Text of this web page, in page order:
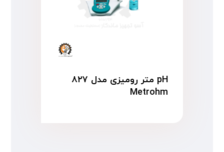
pH متر رومیزی مدل ۸۲۷
Metrohm